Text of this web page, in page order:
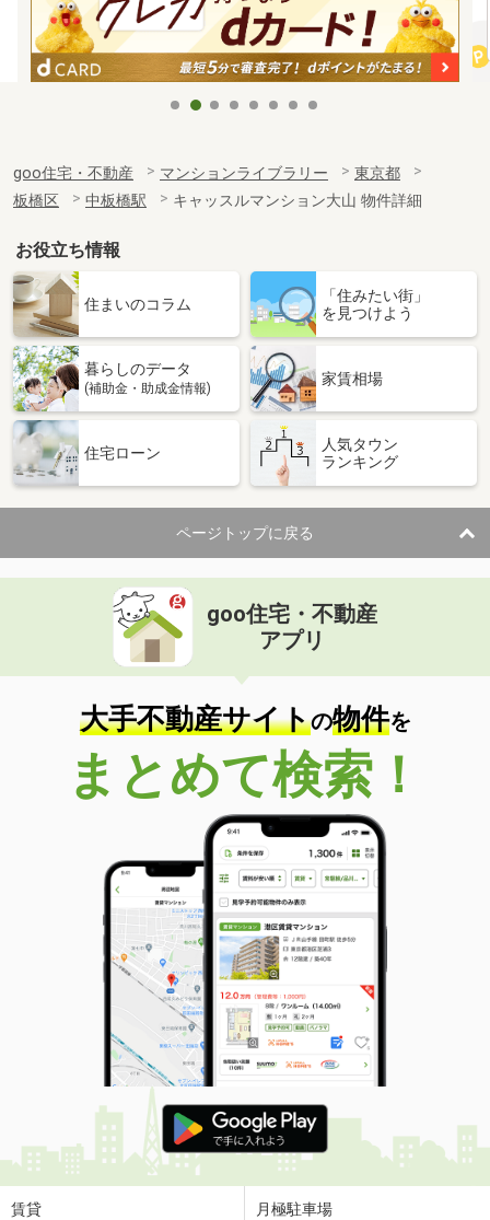
goo住宅・不動産 マンションライブラリー
東京都
板橋区
中板橋駅 キャッスルマンション大山 物件詳細
お役立ち情報
住まいのコラム
「住みたい街」
を見つけよう
暮らしのデータ
(補助金・助成金情報)
家賃相場
住宅ローン
人気タウン
ランキング
ページトップに戻る
goo住宅・不動産
アプリ
大手不動産サイトの物件を
まとめて検索！
賃貸 月極駐車場